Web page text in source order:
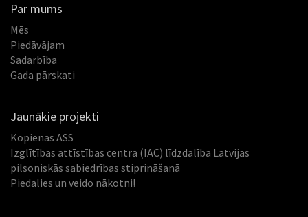
Par mums
Mēs
Piedāvājam
Sadarbība
Gada pārskati
Jaunākie projekti
Kopienas ASS
Izglītības attīstības centra (IAC) līdzdalība Latvijas
pilsoniskās sabiedrības stiprināšanā
Piedalies un veido nākotni!